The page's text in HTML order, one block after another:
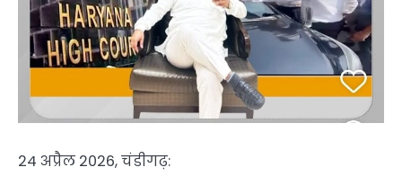
24 अप्रैल 2026, चंडीगढ़: